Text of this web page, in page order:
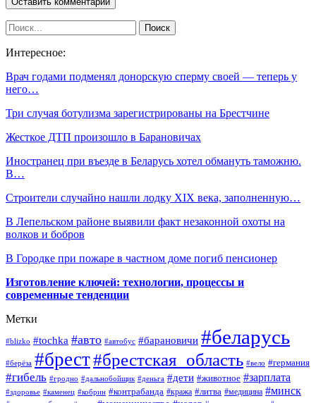
Интересное:
Врач годами подменял донорскую сперму своей — теперь у
него…
Три случая ботулизма зарегистрированы на Брестчине
Жесткое ДТП произошло в Барановичах
Иностранец при въезде в Беларусь хотел обмануть таможню.
В…
Строители случайно нашли лодку XIX века, заполненную…
В Лепельском районе выявили факт незаконной охоты на
волков и бобров
В Городке при пожаре в частном доме погиб пенсионер
Изготовление ключей: технологии, процессы и
современные тенденции
Метки
#blizko #tochka #авто #автобус #барановичи #беларусь
#берёза #брест#брестская_область #вело #германия
#гибель #гродно #дальнобойщик #деньга #дети #животное #зарплата
#здоровье #каменец #кобрин #контрабанда #кража #литва #медицина #минск